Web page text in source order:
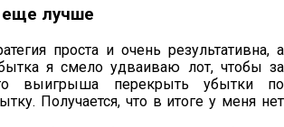
еще лучше
проста и очень результативна, а
я смело удваиваю лот, чтобы за
выигрыша перекрыть убытки по
Получается, что в итоге у меня нет